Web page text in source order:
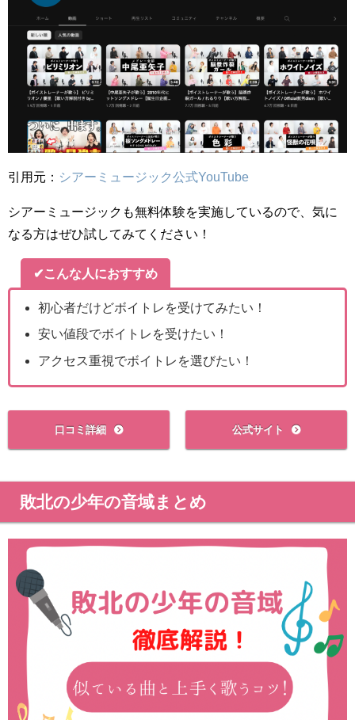
引用元： シアーミュージック公式YouTube
シアーミュージックも無料体験を実施しているので、気に
なる方はぜひ試してみてください！
✔こんな人におすすめ
初心者だけどボイトレを受けてみたい！
安い値段でボイトレを受けたい！
アクセス重視でボイトレを選びたい！
口コミ詳細 公式サイト
敗北の少年の音域まとめ